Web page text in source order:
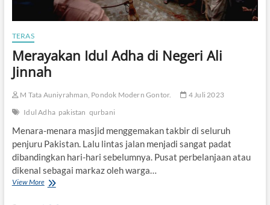
g
M
a
l
m
u
i
j
a
h
TERAS
Merayakan Idul Adha di Negeri Ali
Jinnah
M Tata Auniyrahman, Pondok Modern Gontor.
4 Juli 2023
Idul Adha pakistan qurbani
Menara-menara masjid menggemakan takbir di seluruh
penjuru Pakistan. Lalu lintas jalan menjadi sangat padat
dibandingkan hari-hari sebelumnya. Pusat perbelanjaan atau
dikenal sebagai markaz oleh warga…
View MoreM